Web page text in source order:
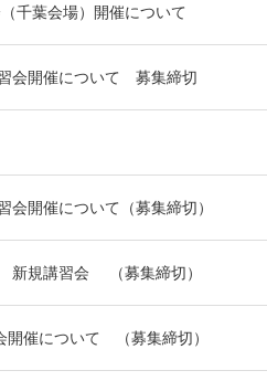
千葉会場）開催について
会開催について 募集締切
開催について（募集締切）
新規講習会 （募集締切）
催について （募集締切）